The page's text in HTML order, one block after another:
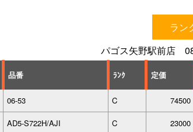
ラン
パゴス矢野駅前店
品番 ﾗﾝｸ 定価
06-53 C 74500
AD5-S722H/AJI C 23000